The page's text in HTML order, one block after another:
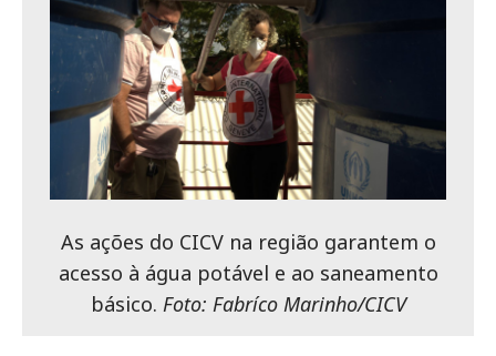
As ações do CICV na região garantem o
acesso à água potável e ao saneamento
básico. Foto: Fabríco Marinho/CICV